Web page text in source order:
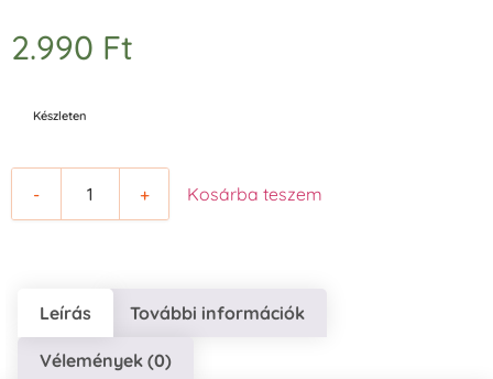
2.990 Ft
Készleten
- + Kosárba teszem
Leírás További információk
Vélemények (0)